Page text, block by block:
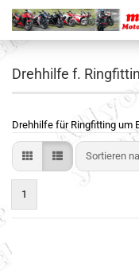
Drehhilfe f.
Drehhilfe für Ringfitting um
Sortieren
1